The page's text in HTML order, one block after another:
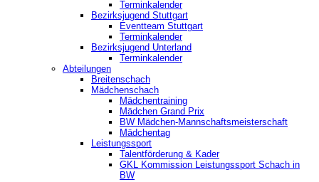
Terminkalender
Bezirksjugend Stuttgart
‎Eventteam Stuttgart
Terminkalender
Bezirksjugend Unterland
Terminkalender
Abteilungen
Breitenschach
Mädchenschach
Mädchentraining
Mädchen Grand Prix
BW Mädchen-Mannschaftsmeisterschaft
Mädchentag
Leistungssport
Talentförderung & Kader
GKL Kommission Leistungssport Schach in
BW